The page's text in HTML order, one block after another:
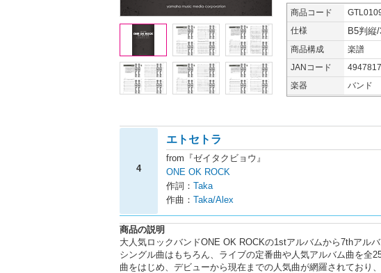
商品コード
仕様
B5判縦
商品構成
楽譜
JANコード
楽器
バンド
4
エトセトラ
from『ゼイタクビョウ』
ONE OK ROCK
作詞： Taka
作曲： Taka/Alex
商品の説明
大人気ロックバンドONE OK ROCKの1stアルバムから7thアル
シングル曲はもちろん、ライブの定番曲や人気アルバム曲を全
曲をはじめ、デビューから現在までの人気曲が網羅されており